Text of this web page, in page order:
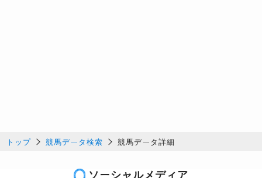
トップ 競馬データ検索 競馬データ詳細
ソーシャルメディア